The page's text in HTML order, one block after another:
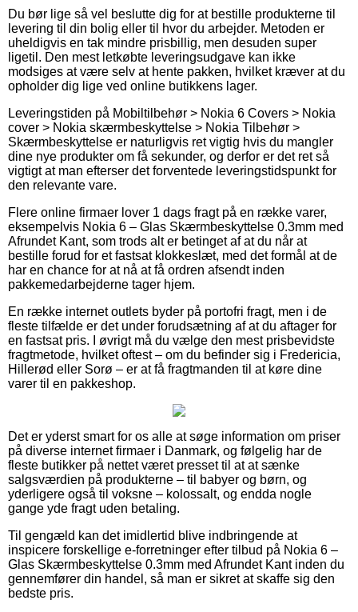
Du bør lige så vel beslutte dig for at bestille produkterne til
levering til din bolig eller til hvor du arbejder. Metoden er
uheldigvis en tak mindre prisbillig, men desuden super
ligetil. Den mest letkøbte leveringsudgave kan ikke
modsiges at være selv at hente pakken, hvilket kræver at du
opholder dig lige ved online butikkens lager.
Leveringstiden på Mobiltilbehør > Nokia 6 Covers > Nokia
cover > Nokia skærmbeskyttelse > Nokia Tilbehør >
Skærmbeskyttelse er naturligvis ret vigtig hvis du mangler
dine nye produkter om få sekunder, og derfor er det ret så
vigtigt at man efterser det forventede leveringstidspunkt for
den relevante vare.
Flere online firmaer lover 1 dags fragt på en række varer,
eksempelvis Nokia 6 – Glas Skærmbeskyttelse 0.3mm med
Afrundet Kant, som trods alt er betinget af at du når at
bestille forud for et fastsat klokkeslæt, med det formål at de
har en chance for at nå at få ordren afsendt inden
pakkemedarbejderne tager hjem.
En række internet outlets byder på portofri fragt, men i de
fleste tilfælde er det under forudsætning af at du aftager for
en fastsat pris. I øvrigt må du vælge den mest prisbevidste
fragtmetode, hvilket oftest – om du befinder sig i Fredericia,
Hillerød eller Sorø – er at få fragtmanden til at køre dine
varer til en pakkeshop.
Det er yderst smart for os alle at søge information om priser
på diverse internet firmaer i Danmark, og følgelig har de
fleste butikker på nettet været presset til at at sænke
salgsværdien på produkterne – til babyer og børn, og
yderligere også til voksne – kolossalt, og endda nogle
gange yde fragt uden betaling.
Til gengæld kan det imidlertid blive indbringende at
inspicere forskellige e-forretninger efter tilbud på Nokia 6 –
Glas Skærmbeskyttelse 0.3mm med Afrundet Kant inden du
gennemfører din handel, så man er sikret at skaffe sig den
bedste pris.